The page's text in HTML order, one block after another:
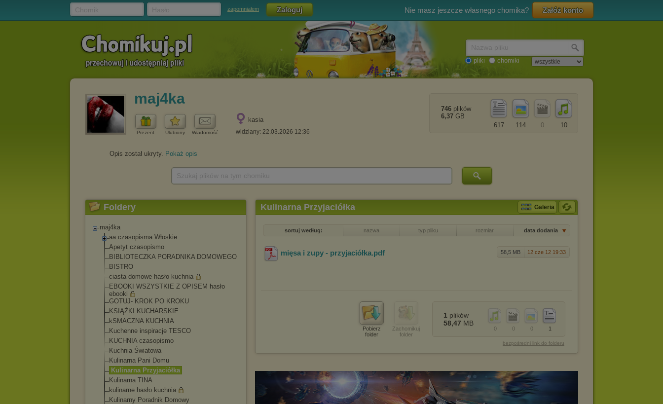
zapomniałem Nie masz jeszcze własnego chomika? Załóż konto
pliki chomiki
maj4ka
Prezent Ulubiony Wiadomość
kasia
widziany: 22.03.2026 12:36
10
0
114
617
746 plików
6,37 GB
Opis został ukryty. Pokaż opis
Foldery
maj4ka
aa czasopisma Włoskie
Apetyt czasopismo
BIBLIOTECZKA PORADNIKA DOMOWEGO
BISTRO
ciasta domowe hasło kuchnia
EBOOKI WSZYSTKIE Z OPISEM hasło
ebooki
GOTUJ- KROK PO KROKU
KSIĄŻKI KUCHARSKIE
kSMACZNA KUCHNIA
Kuchenne inspiracje TESCO
KUCHNIA czasopismo
Kuchnia Światowa
Kulinarna Pani Domu
Kulinarna Przyjaciółka
Kulinarna TINA
kulinarne hasło kuchnia
Kulinarny Poradnik Domowy
Kulinarna Przyjaciółka Galeria
sortuj według: nazwa typ pliku rozmiar data dodania
58,5 MB 12 cze 12 19:33
mięsa i zupy - przyjaciółka.pdf
Pobierz
folder
Zachomikuj
folder
1
0
0
0
1 plików
58,47 MB
bezpośredni link do folderu